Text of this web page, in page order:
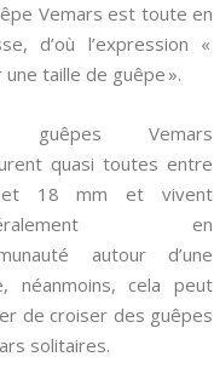
Vemars est toute en
d’où l’expression «
une taille de guêpe ».
guêpes Vemars
quasi toutes entre
18 mm et vivent
en
autour d’une
néanmoins, cela peut
de croiser des guêpes
solitaires.